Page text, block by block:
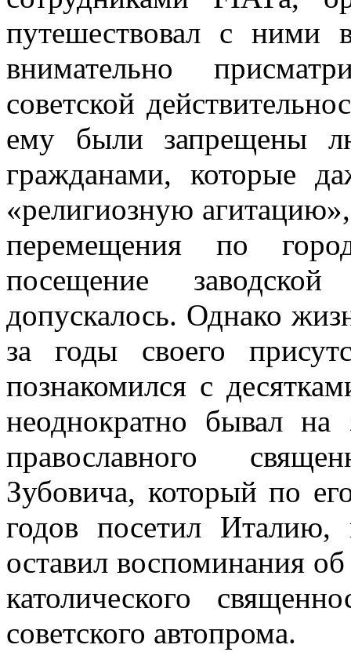
путешествовал с ними
внимательно
советской
ему были запрещены
гражданами, которые
«религиозную
перемещения по
посещение
допускалось. Однако
за годы своего
познакомился с
неоднократно бывал на
православного
Зубовича, который по
годов посетил
оставил воспоминания
католического
советского автопрома.